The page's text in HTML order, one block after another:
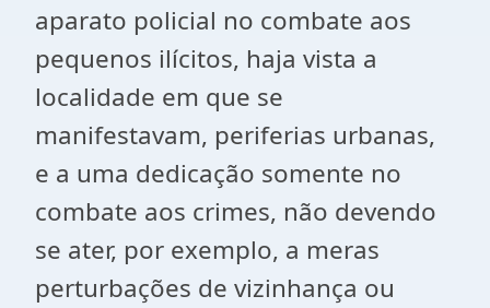
aparato policial no combate aos
pequenos ilícitos, haja vista a
localidade em que se
manifestavam, periferias urbanas,
e a uma dedicação somente no
combate aos crimes, não devendo
se ater, por exemplo, a meras
perturbações de vizinhança ou